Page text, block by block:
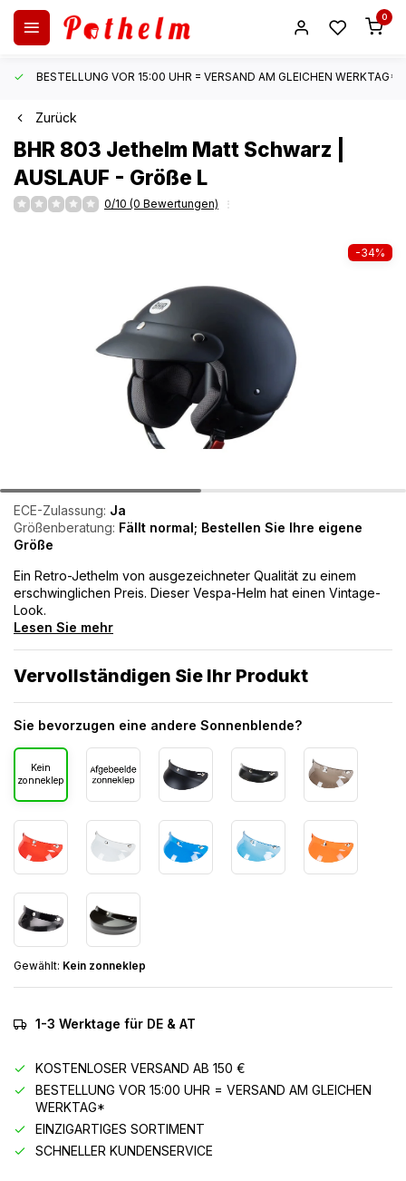
0
BESTELLUNG VOR 15:00 UHR = VERSAND AM GLEICHEN WERKTAG*
Zurück
BHR 803 Jethelm Matt Schwarz |
AUSLAUF - Größe L
0/10 (0 Bewertungen)
-34%
ECE-Zulassung: Ja
Größenberatung: Fällt normal; Bestellen Sie Ihre eigene
Größe
Ein Retro-Jethelm von ausgezeichneter Qualität zu einem
erschwinglichen Preis. Dieser Vespa-Helm hat einen Vintage-
Look.
Lesen Sie mehr
Vervollständigen Sie Ihr Produkt
Sie bevorzugen eine andere Sonnenblende?
Kein
zonneklep
Gewählt: Kein zonneklep
1-3 Werktage für DE & AT
KOSTENLOSER VERSAND AB 150 €
BESTELLUNG VOR 15:00 UHR = VERSAND AM GLEICHEN
WERKTAG*
EINZIGARTIGES SORTIMENT
SCHNELLER KUNDENSERVICE